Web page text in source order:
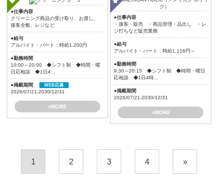
●仕事内容
クリーニング商品の受け取り、お渡し、
接客全般、レジなど
●給与
アルバイト・パート：時給1,200円
●勤務時間
10:00～20:00 ◆シフト制 ◆時間・曜
日応相談 ◆1日4...
●掲載期間 WEB応募
2026/07/21-2030/12/31
>MORE
●仕事内容
・接客・販売 ・商品管理・品出し ・レ
ジ打ちなど販売業務
●給与
アルバイト・パート：時給1,116円～
●勤務時間
9:30～20:15 ◆シフト制 ◆時間・曜日
応相談 ◆1日4時...
●掲載期間
2026/07/21-2030/12/31
>MORE
1 2 3 4 »